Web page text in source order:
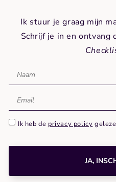
Ik stuur je graag mijn
Schrijf je in en ontvang
Ik heb de privacy policy
JA,